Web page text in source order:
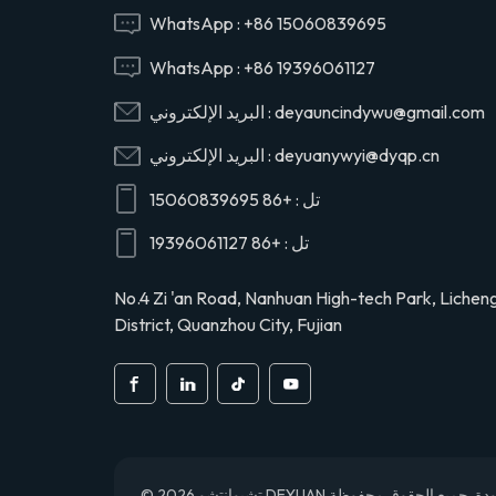
29165EV120
رأس أسطوانة ضاغط
291201020
S2911-01910 رأس
أسطوانة ضاغط الهواء
S291101910
WhatsApp : +86 15060839695
WhatsApp : +86 19396061127
البريد الإلكتروني :deyauncindywu@gmail.com
البريد الإلكتروني :deyuanywyi@dyqp.cn
تل : +86 15060839695
تل : +86 19396061127
No.4 Zi 'an Road, Nanhuan High-tech Park,
District, Quanzhou City, Fujian